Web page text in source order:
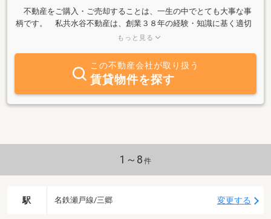
不動産をご購入・ご売却することは、一生の中でとても大事な事
柄です。 私共水谷不動産は、創業３８年の経験・知識に基く適切
なアドバイス、誠実、細やかな対応を通じて、お客様に安心・満足
の地域で土地・戸建・マンションの売買・仲介・リフォーム・賃貸
等、不動産の事なら何でもお気軽に御相談下さい。
もっと見る
この不動産会社が取り扱う
賃貸物件を探す
1～8 件
駅 名鉄瀬戸線/三郷 変更する